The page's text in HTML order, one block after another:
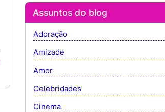
Assuntos do blog
Adoração
Amizade
Amor
Celebridades
Cinema